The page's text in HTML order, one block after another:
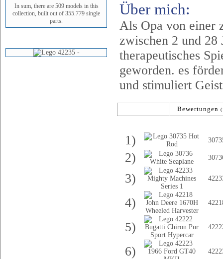
In sum, there are 509 models in this
collection, built out of 355.779 single
parts.
Über mich:
Als Opa von einer
zwischen 2 und 28
therapeutisches
geworden. es
und stimuliert
Bewertungen
1)
2)
3)
4)
5)
6)